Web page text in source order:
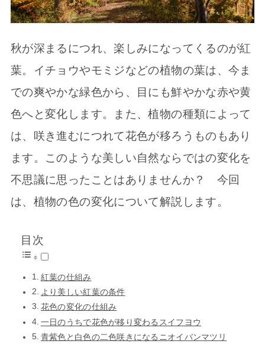
秋が深まるにつれ、楽しみになってくるのが紅
葉。イチョウやモミジなどの植物の葉は、今ま
での爽やかな緑色から、目にも鮮やかな赤や黄
色へと変化します。また、植物の種類によって
は、咲き進むにつれて花色が移ろうものもあり
ます。このような美しい自然ならではの変化を
不思議に思ったことはありませんか？ 今回
は、植物の色の変化について解説します。
目次
紅葉の仕組み
より美しい紅葉の条件
花色の変化の仕組み
一日のうちで花色が移り変わるスイフヨウ
青紫色と白色の二色咲きになるニオイバンマツリ